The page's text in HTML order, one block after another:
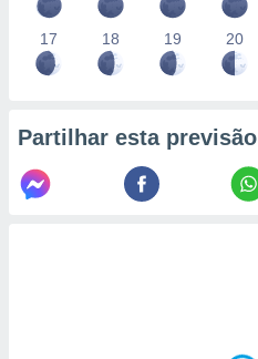
17 18 19 20
Partilhar esta previsão